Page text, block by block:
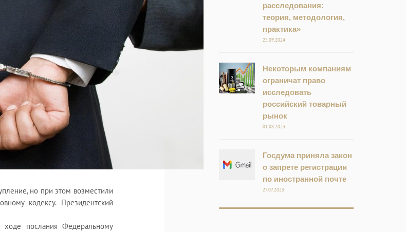
но при этом возместили
кодексу. Президентский
послания Федеральному
расследования:
теория, методология,
практика»
25.09.2024
Некоторым компаниям
ограничат право
исследовать
российский товарный
рынок
01.08.2023
Госдума приняла закон
о запрете регистрации
по иностранной почте
27.07.2023